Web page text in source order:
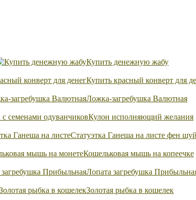
Купить денежную жабу
Купить красный конверт для
Ложка-загребушка Валютная
Кулон исполняющий желания
Статуэтка Ганеша на листе фен шуй
Кошельковая мышь на копеечке
Лопата загребушка
Золотая рыбка в кошелек